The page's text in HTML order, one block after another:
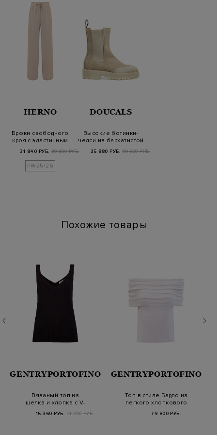
HERNO
Брюки свободного
кроя с эластичным
поясом на кулиске
31 840 РУБ. 39 800 РУБ.
FW25/26
DOUCALS
Высокие ботинки-
челси из бархатистой
замши и кожи
35 880 РУБ. 59 800 РУБ.
Похожие товары
GENTRYPORTOFINO
Вязаный топ из
шелка и хлопка с V-
15 360 РУБ. 51 200 РУБ.
GENTRYPORTOFINO
Топ в стиле Бардо из
легкого хлопкового
79 800 РУБ.